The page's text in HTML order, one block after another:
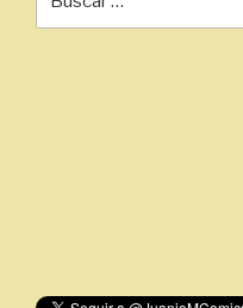
por: